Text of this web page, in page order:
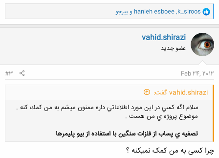
و
ا
ک
ن
ش
ه
ا
k_siroos
,
hanieh esboee و پیرجو
vahid.shirazi
عضو جدید
Feb 24, 2012
#3
vahid.shirazi گفت:
سلام اگه كسي در اين مورد اطلاعاتي داره ممنون ميشم به من كمك كنه .
موضوع پروژه ي من هست .
تصفيه ي پساب از فلزات سنگين با استفاده از بيو پليمرها
چرا کسی به من کمک نمیکنه ؟